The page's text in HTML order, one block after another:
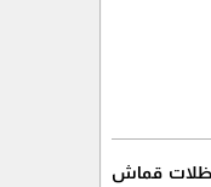
مظلات قماش